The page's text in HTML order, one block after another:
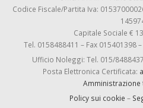
Codice Fiscale/Partita Iva:
Capitale Sociale €
Tel. 0158488411 – Fax 015401398 –
Ufficio Noleggi: Tel. 015/
Posta Elettronica Certificata:
Amministrazione
Policy sui cookie –